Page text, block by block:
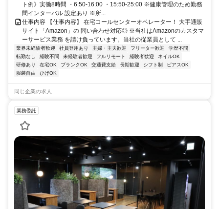
ト例》実働8時間 ・6:50-16:00 ・15:50-25:00 ※健康管理のため勤務
間インターバル 設定あり ※所...
仕事内容 【仕事内容】 在宅コールセンターオペレーター！ 大手通販
サイト「Amazon」の 問い合わせ対応◎ ※当社はAmazonのカスタマ
ーサービス業務 を請け負っています。当社の従業員として ...
業界未経験者歓迎 社員登用あり 主婦・主夫歓迎 フリーター歓迎
学歴不問
転勤なし
経験不問 未経験者歓迎 フルリモート 経験者歓迎
ネイルOK
研修あり
在宅OK ブランクOK 交通費支給 長期歓迎 シフト制
ピアスOK
服装自由
ひげOK
同じ企業の求人
業務委託